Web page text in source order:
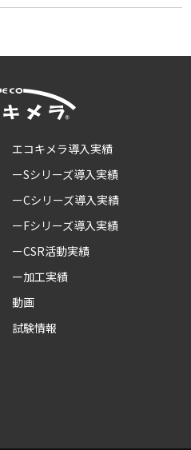
エコキメラ導入実績
ーSシリーズ導入実績
ーCシリーズ導入実績
ーFシリーズ導入実績
ーCSR活動実績
ー加工実績
動画
試験情報